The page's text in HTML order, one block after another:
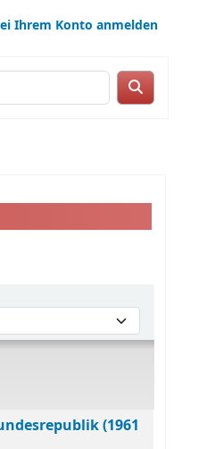
Ihrem Konto anmelden
nach:
(1961